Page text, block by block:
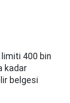
400 bin
kadar
belgesi